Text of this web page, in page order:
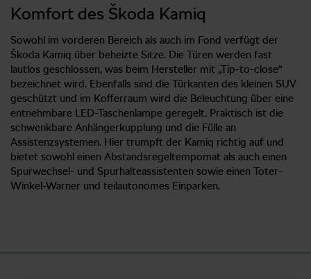
Komfort des Škoda Kamiq
Sowohl im vorderen Bereich als auch im Fond verfügt der
Škoda Kamiq über beheizte Sitze. Die Türen werden fast
lautlos geschlossen, was beim Hersteller mit „Tip-to-close“
bezeichnet wird. Ebenfalls sind die Türkanten des kleinen SUV
geschützt und im Kofferraum wird die Beleuchtung über eine
entnehmbare LED-Taschenlampe geregelt. Praktisch ist die
schwenkbare Anhängerkupplung und die Fülle an
Assistenzsystemen. Hier trumpft der Kamiq richtig auf und
bietet sowohl einen Abstandsregeltempomat als auch einen
Spurwechsel- und Spurhalteassistenten sowie einen Toter-
Winkel-Warner und teilautonomes Einparken.